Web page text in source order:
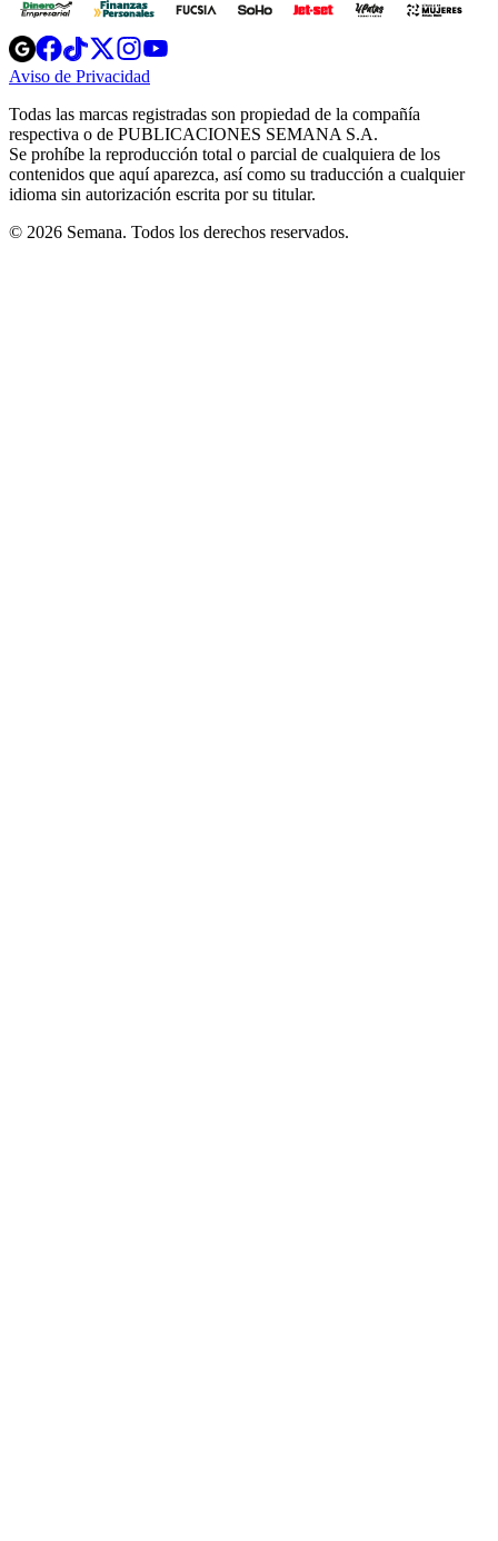
Opens
in
new
Opens
in
new
Opens
in
new
window
Opens
new
windowwindow
Aviso de Privacidad
new
window
Todas las marcas registradas son propiedad de la compañía
respectiva o de PUBLICACIONES SEMANA S.A.
Se prohíbe la reproducción total o parcial de cualquiera de los
contenidos que aquí aparezca, así como su traducción a cualquier
idioma sin autorización escrita por su titular.
© 2026 Semana. Todos los derechos reservados.